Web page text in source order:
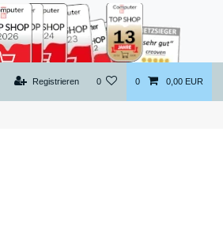
Registrieren 0 0 0,00 EUR